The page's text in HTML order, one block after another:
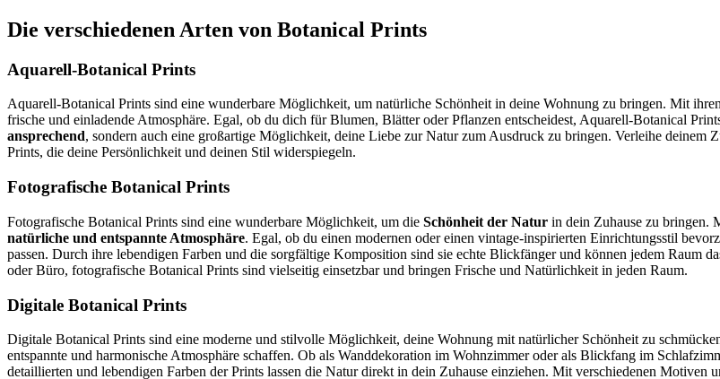
Die verschiedenen Arten von Botanical Prints
Aquarell-Botanical Prints
Aquarell-Botanical Prints sind eine wunderbare Möglichkeit, um natürliche Schönheit in deine Wohnung zu bringen. Mit
frische und einladende Atmosphäre. Egal, ob du dich für Blumen, Blätter oder Pflanzen entscheidest, Aquarell-Botanical
ansprechend, sondern auch eine großartige Möglichkeit, deine Liebe zur Natur zum Ausdruck zu bringen. Verleihe
Prints, die deine Persönlichkeit und deinen Stil widerspiegeln.
Fotografische Botanical Prints
Fotografische Botanical Prints sind eine wunderbare Möglichkeit, um die Schönheit der Natur in dein Zuhause zu bringen.
natürliche und entspannte Atmosphäre. Egal, ob du einen modernen oder einen vintage-inspirierten Einrichtungsstil
passen. Durch ihre lebendigen Farben und die sorgfältige Komposition sind sie echte Blickfänger und können jedem Raum
oder Büro, fotografische Botanical Prints sind vielseitig einsetzbar und bringen Frische und Natürlichkeit in jeden Raum.
Digitale Botanical Prints
Digitale Botanical Prints sind eine moderne und stilvolle Möglichkeit, deine Wohnung mit natürlicher Schönheit zu
entspannte und harmonische Atmosphäre schaffen. Ob als Wanddekoration im Wohnzimmer oder als Blickfang im
detaillierten und lebendigen Farben der Prints lassen die Natur direkt in dein Zuhause einziehen. Mit verschiedenen Motiven